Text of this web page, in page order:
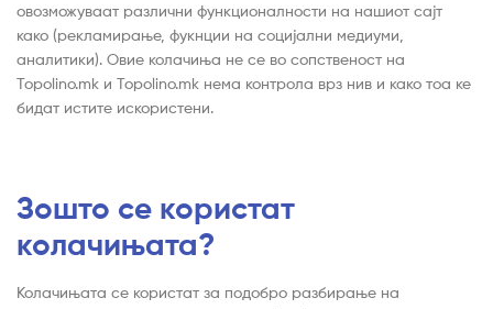
овозможуваат различни функционалности на нашиот сајт
како (рекламирање, фукнции на социјални медиуми,
аналитики). Овие колачиња не се во сопственост на
Topolino.mk и Topolino.mk нема контрола врз нив и како тоа ке
бидат истите искористени.
Зошто се користат
колачињата?
Колачињата се користат за подобро разбирање на